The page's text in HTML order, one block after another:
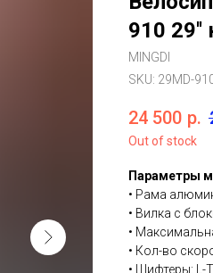
910 29''
MINGDI
SKU: 29MD-
24 500 р.
Out of stock
Параметры
• Рама
• Вилка с
•
• Кол-во
• Шифтеры: L-